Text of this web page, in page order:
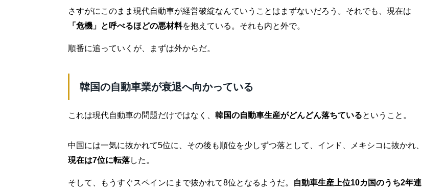
さすがにこのまま現代自動車が経営破綻なんていうことはまずないだろう。それでも、現在は
「危機」と呼べるほどの悪材料を抱えている。それも内と外で。
順番に追っていくが、まずは外からだ。
韓国の自動車業が衰退へ向かっている
これは現代自動車の問題だけではなく、 韓国の自動車生産がどんどん落ちているということ。
中国には一気に抜かれて5位に、その後も順位を少しずつ落として、インド、メキシコに抜かれ、
現在は7位に転落した。
そして、もうすぐスペインにまで抜かれて8位となるようだ。
自動車生産上位10カ国のうち2年連